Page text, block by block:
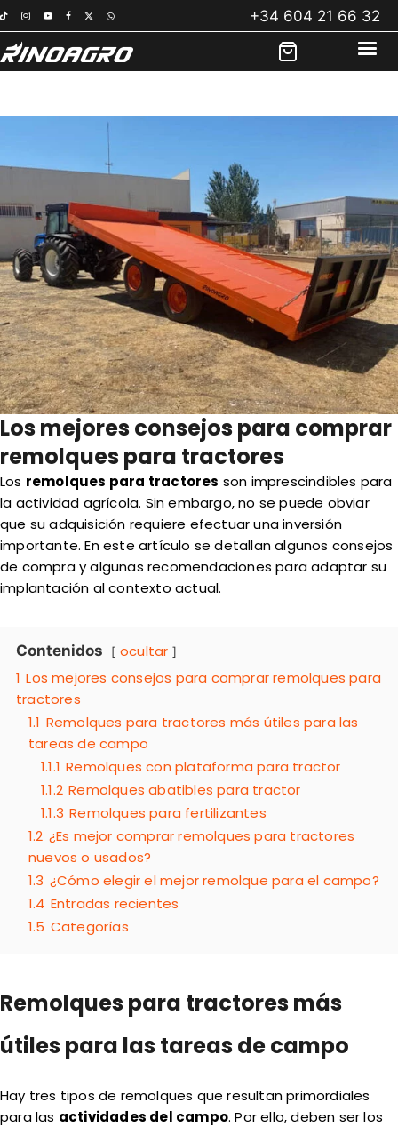
Saltar
al
contenido
+34 604 21 66 32
Los mejores consejos para comprar
remolques para tractores
Los remolques para tractores son imprescindibles para
la actividad agrícola. Sin embargo, no se puede obviar
que su adquisición requiere efectuar una inversión
importante. En este artículo se detallan algunos consejos
de compra y algunas recomendaciones para adaptar su
implantación al contexto actual.
Contenidos
ocultar
1 Los mejores consejos para comprar remolques para
tractores
1.1 Remolques para tractores más útiles para las
tareas de campo
1.1.1 Remolques con plataforma para tractor
1.1.2 Remolques abatibles para tractor
1.1.3 Remolques para fertilizantes
1.2 ¿Es mejor comprar remolques para tractores
nuevos o usados?
1.3 ¿Cómo elegir el mejor remolque para el campo?
1.4 Entradas recientes
1.5 Categorías
Remolques para tractores más
útiles para las tareas de campo
Hay tres tipos de remolques que resultan primordiales
para las actividades del campo. Por ello, deben ser los